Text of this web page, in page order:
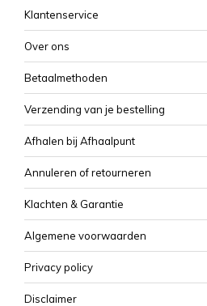
Klantenservice
Over ons
Betaalmethoden
Verzending van je bestelling
Afhalen bij Afhaalpunt
Annuleren of retourneren
Klachten & Garantie
Algemene voorwaarden
Privacy policy
Disclaimer